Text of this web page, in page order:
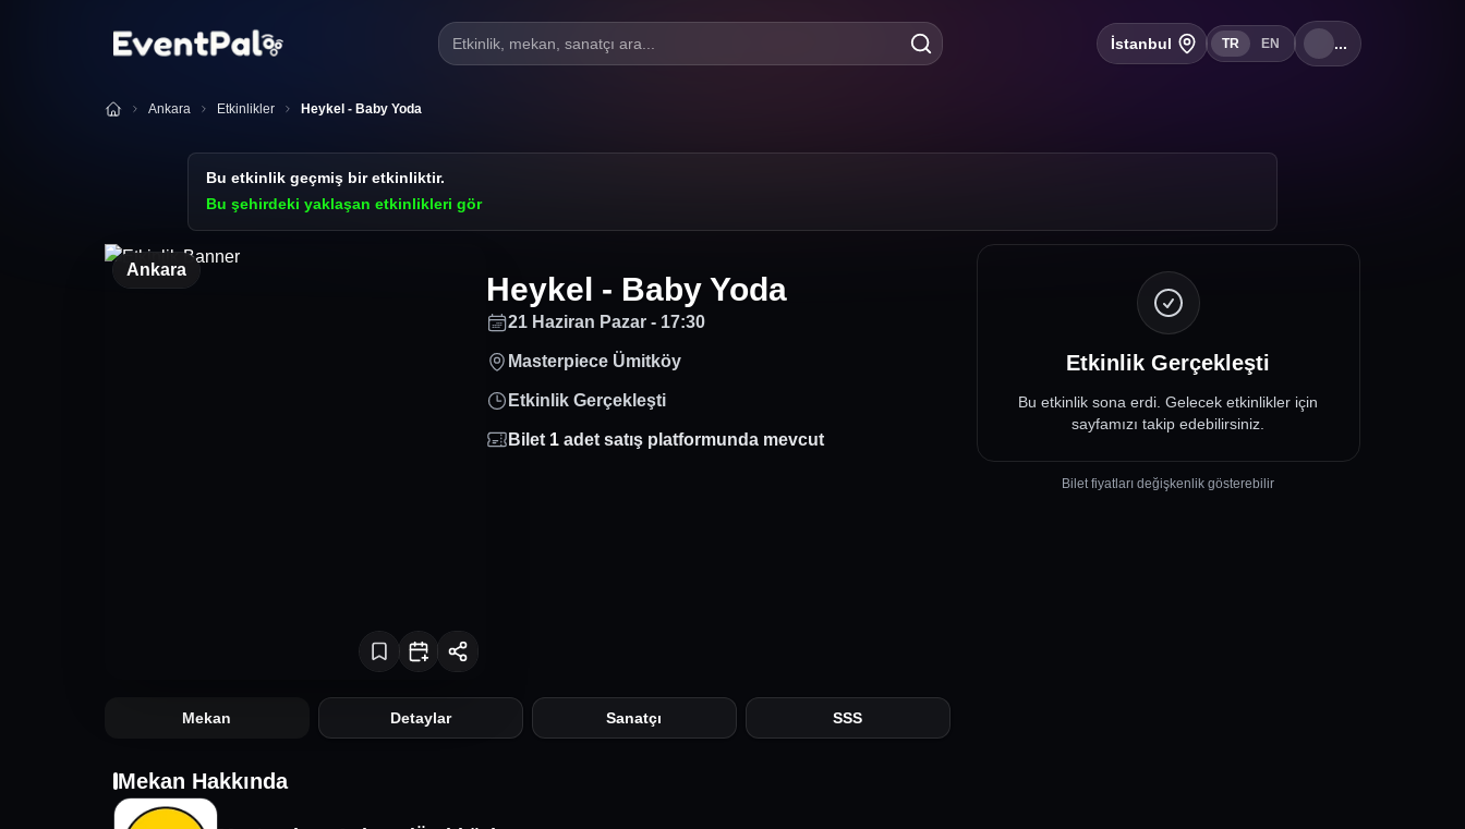
Etkinlik, mekan, sanatçı ara... İstanbul TR EN ...
Ankara Etkinlikler Heykel - Baby Yoda
Bu etkinlik geçmiş bir etkinliktir.
Bu şehirdeki yaklaşan etkinlikleri gör
Ankara
Heykel - Baby Yoda
21 Haziran Pazar - 17:30
Masterpiece Ümitköy
Etkinlik Gerçekleşti
Bilet 1 adet satış platformunda mevcut
Mekan Detaylar Sanatçı SSS
Mekan Hakkında
Etkinlik Gerçekleşti
Bu etkinlik sona erdi. Gelecek etkinlikler için
sayfamızı takip edebilirsiniz.
Bilet fiyatları değişkenlik gösterebilir